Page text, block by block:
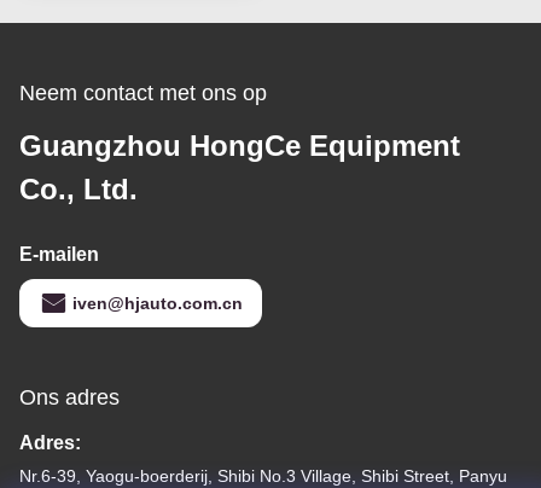
Neem contact met ons op
Guangzhou HongCe Equipment
Co., Ltd.
E-mailen
iven@hjauto.com.cn
Ons adres
Adres:
Nr.6-39, Yaogu-boerderij, Shibi No.3 Village, Shibi Street, Panyu